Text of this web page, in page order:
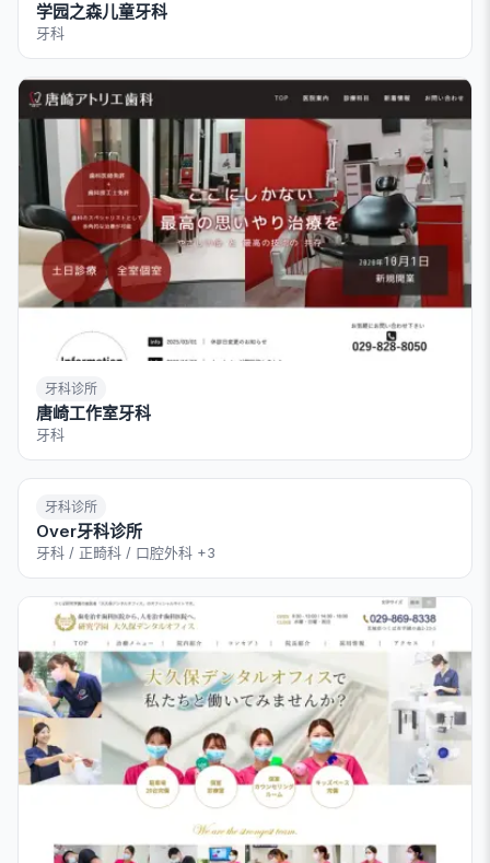
学园之森儿童牙科
牙科
牙科诊所
唐崎工作室牙科
牙科
牙科诊所
Over牙科诊所
牙科 / 正畸科 / 口腔外科 +3